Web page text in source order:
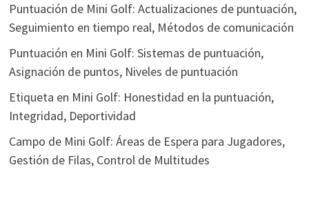
Puntuación de Mini Golf: Actualizaciones de puntuación,
Seguimiento en tiempo real, Métodos de comunicación
Puntuación en Mini Golf: Sistemas de puntuación,
Asignación de puntos, Niveles de puntuación
Etiqueta en Mini Golf: Honestidad en la puntuación,
Integridad, Deportividad
Campo de Mini Golf: Áreas de Espera para Jugadores,
Gestión de Filas, Control de Multitudes